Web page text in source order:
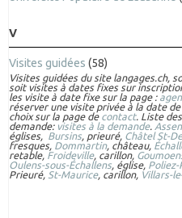
V
Visites guidées (58)
Visites guidées du site langages.ch,
soit visites à dates fixes sur
les visite à date fixe sur la page :
réserver une visite privée à la date
choix sur la page de contact. Liste
demande: visites à la demande.
églises, Bursins, prieuré, Châtel St-
fresques, Dommartin, château,
retable, Froideville, carillon,
Oulens-sous-Échallens, église,
Prieuré, St-Maurice, carillon, Villars-